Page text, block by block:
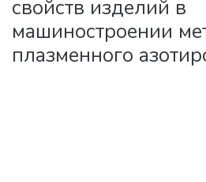
свойств изделий в
машиностроении
плазменного